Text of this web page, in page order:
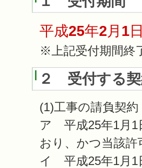
平成25年2月 1
※上記受付期間終
２ 受付する契
(1)工事の請負契約
ア 平成25年1月1
おり、かつ当該
イ 平成25年1月1